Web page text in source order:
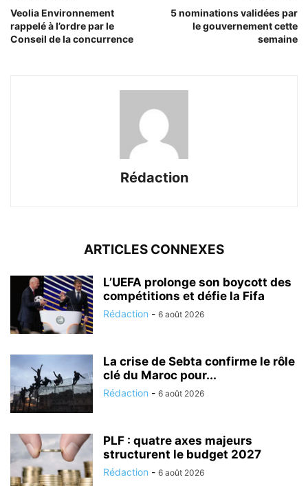
Veolia Environnement
rappelé à l’ordre par le
Conseil de la concurrence
5 nominations validées par
le gouvernement cette
semaine
Rédaction
ARTICLES CONNEXES
L’UEFA prolonge son boycott des
compétitions et défie la Fifa
Rédaction - 6 août 2026
La crise de Sebta confirme le rôle
clé du Maroc pour...
Rédaction - 6 août 2026
PLF : quatre axes majeurs
structurent le budget 2027
Rédaction - 6 août 2026